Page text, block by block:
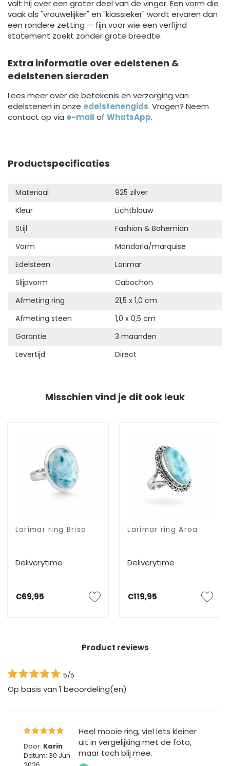
valt hij over een groter deel van de vinger. Een vorm die
vaak als "vrouwelijker" en "klassieker" wordt ervaren dan
een rondere zetting — fijn voor wie een verfijnd
statement zoekt zonder grote breedte.
Extra informatie over edelstenen &
edelstenen sieraden
Lees meer over de betekenis en verzorging van
edelstenen in onze edelstenengids. Vragen? Neem
contact op via e-mail of WhatsApp.
Productspecificaties
Materiaal
925 zilver
Kleur
Lichtblauw
Stijl
Fashion & Bohemian
Vorm
Mandorla/marquise
Edelsteen
Larimar
Slijpvorm
Cabochon
Afmeting ring
21,5 x 1,0 cm
Afmeting steen
1,0 x 0,5 cm
Garantie
3 maanden
Levertijd
Direct
Misschien vind je dit ook leuk
Larimar ring Brisa
Deliverytime
€69,95
Larimar ring Aroa
Deliverytime
€119,95
Product reviews
5/5
Op basis van 1 beoordeling(en)
Door: Karin
Datum: 30 Jun
Heel mooie ring, viel iets kleiner
uit in vergelijking met de foto,
maar toch blij mee.